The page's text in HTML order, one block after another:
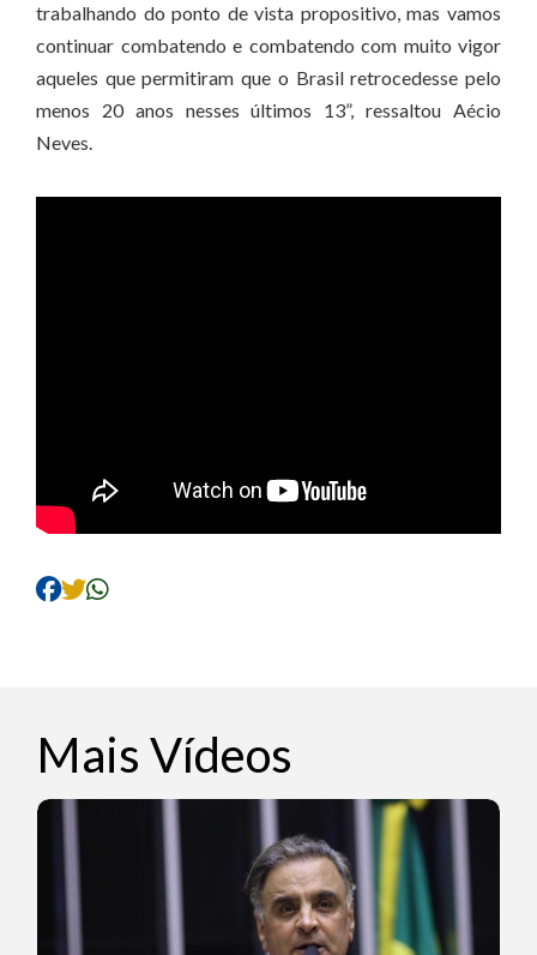
trabalhando do ponto de vista propositivo, mas vamos
continuar combatendo e combatendo com muito vigor
aqueles que permitiram que o Brasil retrocedesse pelo
menos 20 anos nesses últimos 13”, ressaltou Aécio
Neves.
Mais Vídeos